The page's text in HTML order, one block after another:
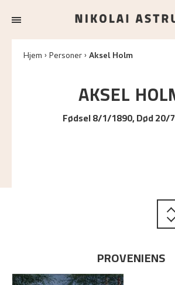
Hjem Personer Aksel Holm
AKSEL
Fødsel 8/1/1890, Død 20/
PROVENIENS